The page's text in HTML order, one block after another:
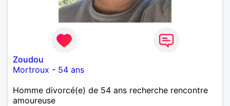
Zoudou
Mortroux - 54 ans
Homme divorcé(e) de 54 ans recherche rencontre
amoureuse